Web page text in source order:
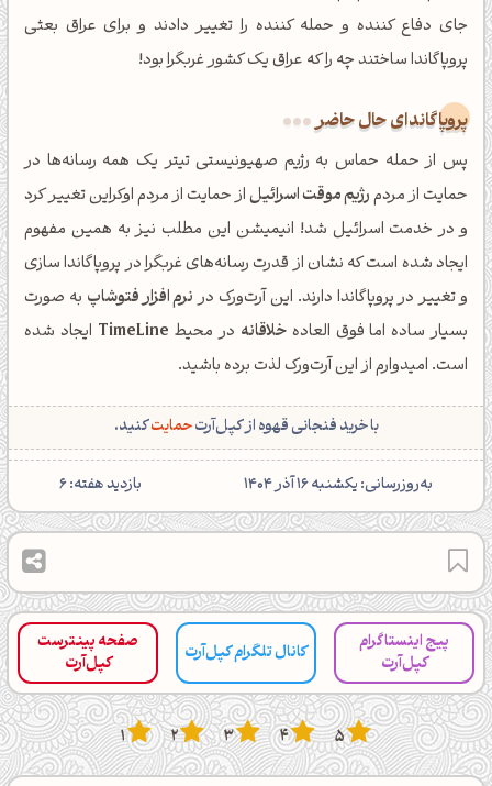
جای دفاع کننده و حمله کننده را تغییر دادند و برای عراق بعثی
پروپاگاندا ساختند چه را که عراق یک کشور غربگرا بود!
پروپاگاندای حال حاضر
پس از حمله حماس به رژیم صهیونیستی تیتر یک همه رسانه‌ها در
حمایت از مردمرژیم موقت اسرائیلاز حمایت از مردم اوکراین تغییر کرد
و در خدمت اسرائیل شد! انیمیشن این مطلب نیز به همین مفهوم
ایجاد شده است که نشان از قدرت رسانه‌های غربگرا در پروپاگاندا سازی
و تغییر در پروپاگاندا دارند. این آرت‌ورک درنرم افزار فتوشاپ به صورت
بسیار ساده اما فوق العاده خلاقانه در محیط TimeLine ایجاد شده
است. امیدوارم از این آرت‌ورک لذت برده باشید.
با خرید فنجانی قهوه از کپل‌آرتحمایتکنید.
‌به‌روزرسانی: یکشنبه 16 آذر 1404 بازدید هفته: 6
پیج اینستاگرام
کپل‌آرت
کانال تلگرام کپل‌آرت
صفحه پینترست
کپل‌آرت
5
4
3
2
1